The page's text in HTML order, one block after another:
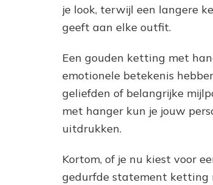
je look, terwijl een langere
geeft aan elke outfit.
Een gouden ketting met
emotionele betekenis
geliefden of belangrijke
met hanger kun je jouw
uitdrukken.
Kortom, of je nu kiest voor
gedurfde statement ketting